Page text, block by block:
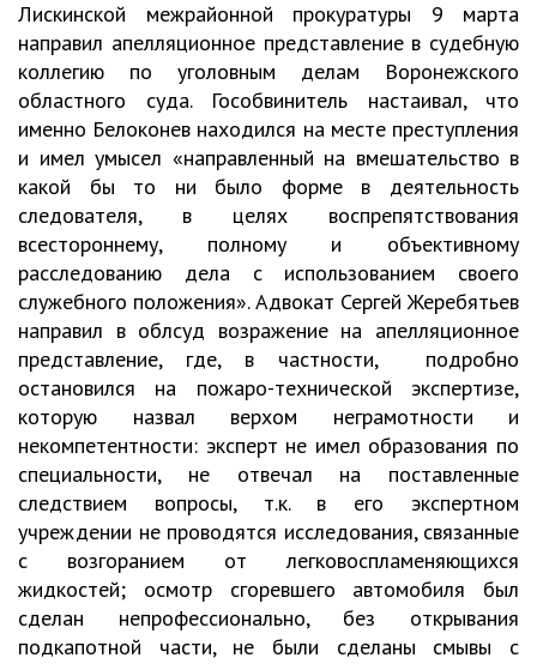
Лискинской межрайонной прокуратуры 9 марта
направил апелляционное представление в судебную
коллегию по уголовным делам Воронежского
областного суда. Гособвинитель настаивал, что
именно Белоконев находился на месте преступления
и имел умысел «направленный на вмешательство в
какой бы то ни было форме в деятельность
следователя, в целях воспрепятствования
всестороннему, полному и объективному
расследованию дела с использованием своего
служебного положения». Адвокат Сергей Жеребятьев
направил в облсуд возражение на апелляционное
представление, где, в частности, подробно
остановился на пожаро-технической экспертизе,
которую назвал верхом неграмотности и
некомпетентности: эксперт не имел образования по
специальности, не отвечал на поставленные
следствием вопросы, т.к. в его экспертном
учреждении не проводятся исследования, связанные
с возгоранием от легковоспламеняющихся
жидкостей; осмотр сгоревшего автомобиля был
сделан непрофессионально, без открывания
подкапотной части, не были сделаны смывы с